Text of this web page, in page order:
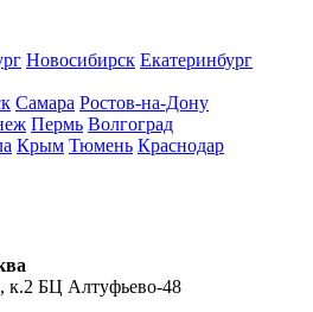
Новосибирск Екатеринбург
Самара Ростов-на-Дону
Пермь Волгоград
Крым Тюмень Краснодар
к.2 БЦ Алтуфьево-48